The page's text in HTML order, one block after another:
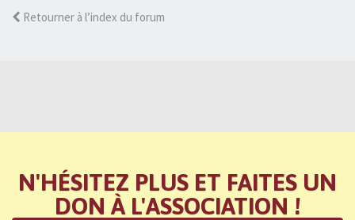
Retourner à l’index du forum
N'HÉSITEZ PLUS ET FAITES UN
DON À L'ASSOCIATION !